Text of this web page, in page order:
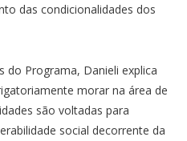
das condicionalidades dos
do Programa, Danieli explica
morar na área de
são voltadas para
social decorrente da